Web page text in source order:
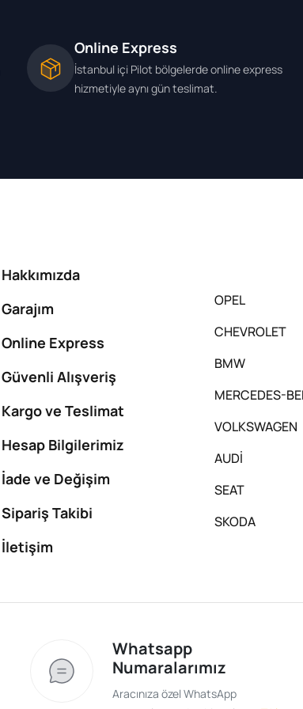
Online Express
İstanbul içi Pilot bölgelerde online express
hizmetiyle aynı gün teslimat.
Hakkımızda
Garajım
Online Express
Güvenli Alışveriş
Kargo ve Teslimat
Hesap Bilgilerimiz
İade ve Değişim
Sipariş Takibi
İletişim
OPEL
CHEVROLET
BMW
MERCEDES-
VOLKSWAGEN
AUDİ
SEAT
SKODA
Whatsapp
Numaralarımız
Aracınıza özel WhatsApp